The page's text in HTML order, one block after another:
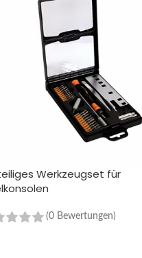
Werkzeugset für
(0 Bewertungen)